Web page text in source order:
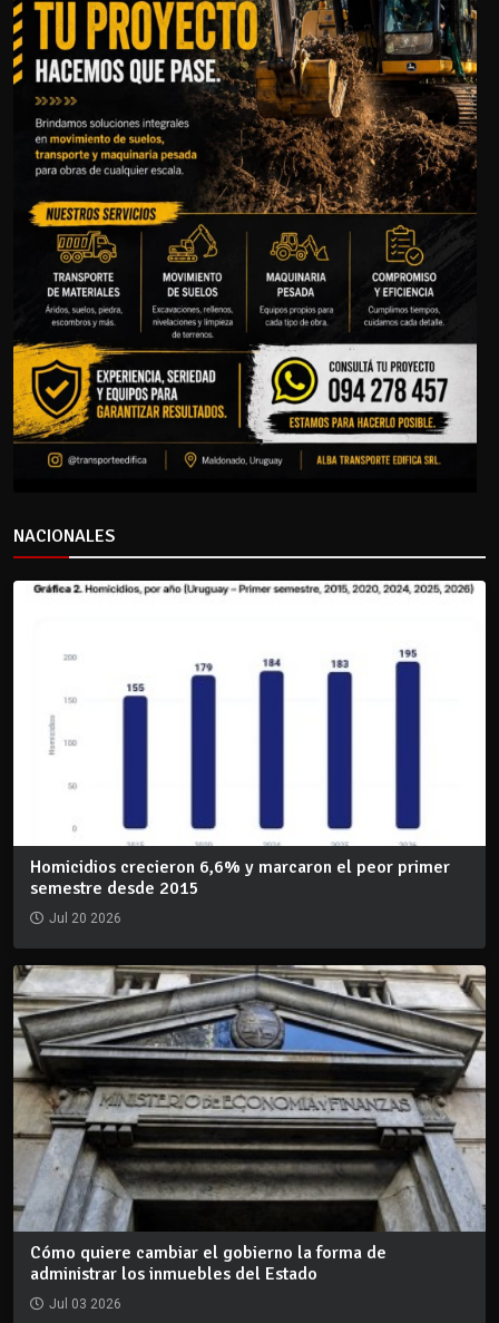
NACIONALES
Homicidios crecieron 6,6% y marcaron el peor primer
semestre desde 2015
Jul 20 2026
Cómo quiere cambiar el gobierno la forma de
administrar los inmuebles del Estado
Jul 03 2026